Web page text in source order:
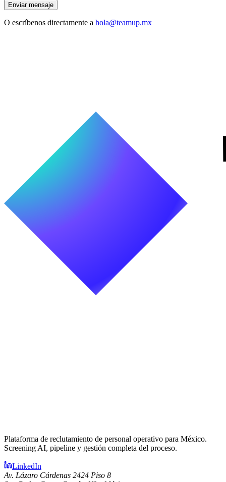
Enviar mensaje
O escríbenos directamente a hola@teamup.mx
Plataforma de reclutamiento de personal operativo para México.
Screening AI, pipeline y gestión completa del proceso.
LinkedIn
Av. Lázaro Cárdenas 2424 Piso 8